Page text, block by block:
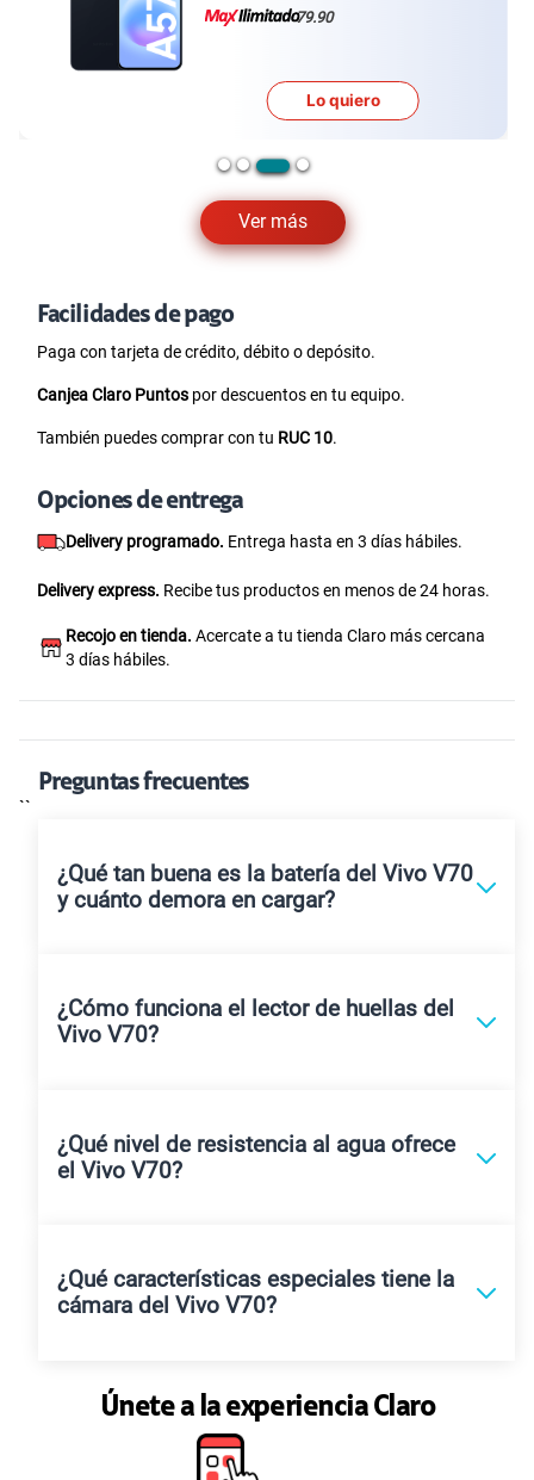
Ver más
79.90
Lo quiero
Facilidades de pago
Paga con tarjeta de crédito, débito o depósito.
Canjea Claro Puntos por descuentos en tu equipo.
También puedes comprar con tu RUC 10.
Opciones de entrega
Delivery programado. Entrega hasta en 3 días hábiles.
Delivery express. Recibe tus productos en menos de 24 horas.
Recojo en tienda. Acercate a tu tienda Claro más cercana
3 días hábiles.
Preguntas frecuentes
``
¿Qué tan buena es la batería del Vivo V70
y cuánto demora en cargar?
¿Cómo funciona el lector de huellas del
Vivo V70?
¿Qué nivel de resistencia al agua ofrece
el Vivo V70?
¿Qué características especiales tiene la
cámara del Vivo V70?
Únete a la experiencia Claro